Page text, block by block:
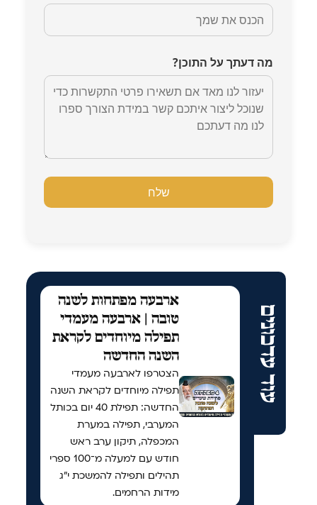
עוד עדכונים
ארבעה מפתחות לשנה
טובה | ארבעה מעמדי
תפילה מיוחדים לקראת
השנה החדשה
הצטרפו לארבעה מעמדי
תפילה מיוחדים לקראת השנה
החדשה: תפילת 40 יום בכותל
המערבי, תפילה במערת
המכפלה, תיקון ערב ראש
חודש עם למעלה מ־100 ספרי
תהילים ותפילה להמשכת י"ג
מידות הרחמים.
מה דעתך על התוכן?